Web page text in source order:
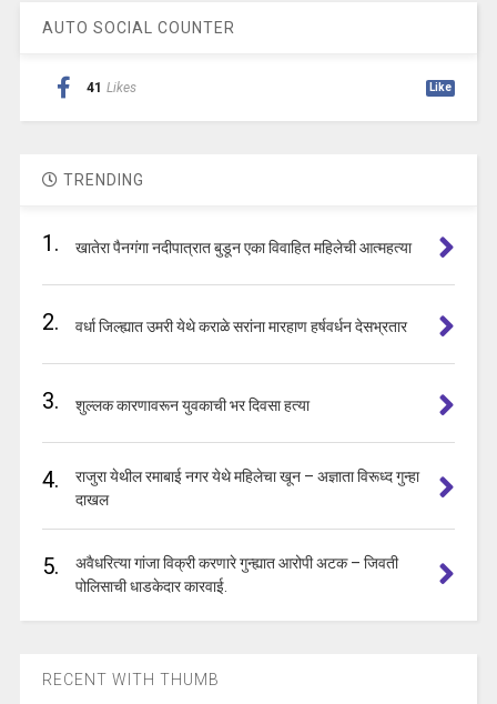
AUTO SOCIAL COUNTER
41 Likes Like
TRENDING
1. खातेरा पैनगंगा नदीपात्रात बुडून एका विवाहित महिलेची आत्महत्या
2. वर्धा जिल्ह्यात उमरी येथे कराळे सरांना मारहाण हर्षवर्धन देसभ्रतार
3. शुल्लक कारणावरून युवकाची भर दिवसा हत्या
4.
राजुरा येथील रमाबाई नगर येथे महिलेचा खून – अज्ञाता विरूध्द गुन्हा
दाखल
5.
अवैधरित्या गांजा विक्री करणारे गुन्ह्यात आरोपी अटक – जिवती
पोलिसाची धाडकेदार कारवाई.
RECENT WITH THUMB